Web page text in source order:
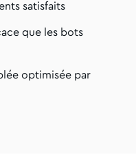
satisfaits
que les bots
optimisée par